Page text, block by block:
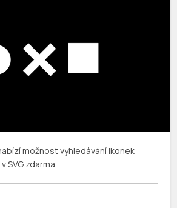
možnost vyhledávání ikonek
SVG zdarma.